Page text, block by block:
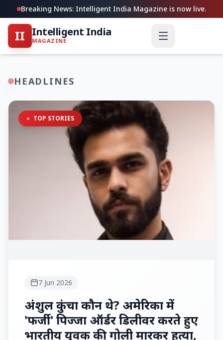
Breaking News: Intelligent India Magazine is now live.
II Intelligent India
MAGAZINE
HEADLINES
● TOP STORIES
7 Jun 2026
अंशुल कुंचा कौन थे? अमेरिका में
'फर्जी' पिज्जा ऑर्डर डिलीवर करते हुए
भारतीय युवक की गोली मारकर हत्या,